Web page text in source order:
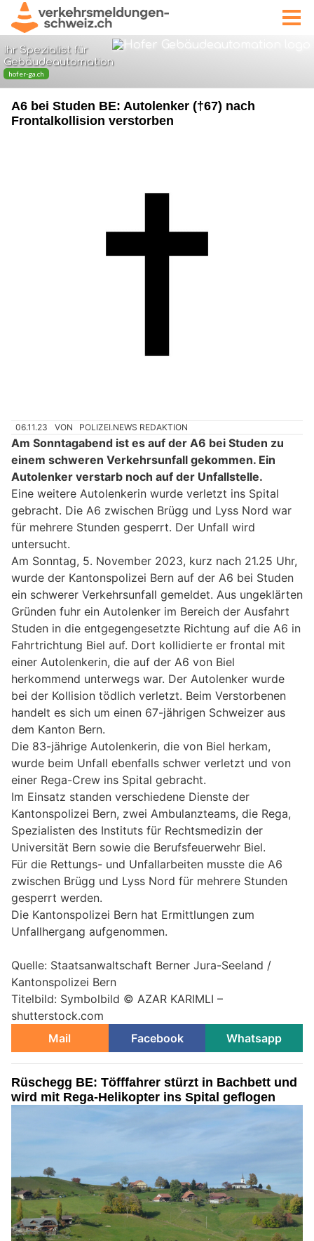
A6 bei Studen BE: Autolenker (†67) nach
Frontalkollision verstorben
06.11.23 VON POLIZEI.NEWS REDAKTION
Am Sonntagabend ist es auf der A6 bei Studen zu
einem schweren Verkehrsunfall gekommen. Ein
Autolenker verstarb noch auf der Unfallstelle.
Eine weitere Autolenkerin wurde verletzt ins Spital
gebracht. Die A6 zwischen Brügg und Lyss Nord war
für mehrere Stunden gesperrt. Der Unfall wird
untersucht.
Am Sonntag, 5. November 2023, kurz nach 21.25 Uhr,
wurde der Kantonspolizei Bern auf der A6 bei Studen
ein schwerer Verkehrsunfall gemeldet. Aus ungeklärten
Gründen fuhr ein Autolenker im Bereich der Ausfahrt
Studen in die entgegengesetzte Richtung auf die A6 in
Fahrtrichtung Biel auf. Dort kollidierte er frontal mit
einer Autolenkerin, die auf der A6 von Biel
herkommend unterwegs war. Der Autolenker wurde
bei der Kollision tödlich verletzt. Beim Verstorbenen
handelt es sich um einen 67-jährigen Schweizer aus
dem Kanton Bern.
Die 83-jährige Autolenkerin, die von Biel herkam,
wurde beim Unfall ebenfalls schwer verletzt und von
einer Rega-Crew ins Spital gebracht.
Im Einsatz standen verschiedene Dienste der
Kantonspolizei Bern, zwei Ambulanzteams, die Rega,
Spezialisten des Instituts für Rechtsmedizin der
Universität Bern sowie die Berufsfeuerwehr Biel.
Für die Rettungs- und Unfallarbeiten musste die A6
zwischen Brügg und Lyss Nord für mehrere Stunden
gesperrt werden.
Die Kantonspolizei Bern hat Ermittlungen zum
Unfallhergang aufgenommen.
Quelle: Staatsanwaltschaft Berner Jura-Seeland /
Kantonspolizei Bern
Titelbild: Symbolbild © AZAR KARIMLI –
shutterstock.com
Mail
Facebook Whatsapp
Rüschegg BE: Töfffahrer stürzt in Bachbett und
wird mit Rega-Helikopter ins Spital geflogen